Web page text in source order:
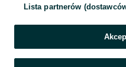
Lista partnerów